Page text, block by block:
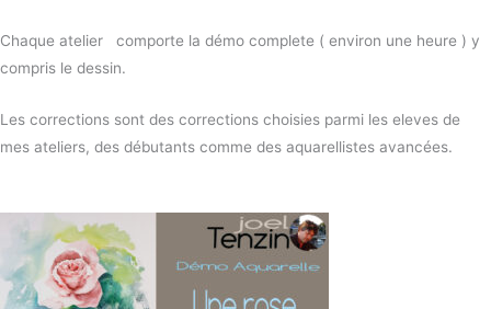
Chaque atelier comporte la démo complete ( environ une heure ) y
compris le dessin.
Les corrections sont des corrections choisies parmi les eleves de
mes ateliers, des débutants comme des aquarellistes avancées.